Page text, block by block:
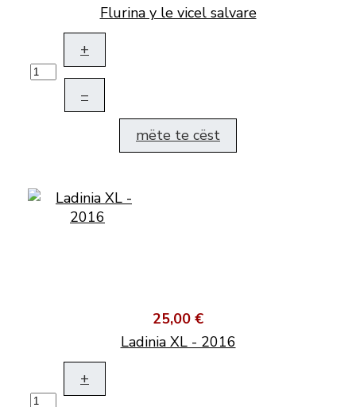
Flurina y le vicel salvare
+
–
mëte te cëst
25,00 €
Ladinia XL - 2016
+